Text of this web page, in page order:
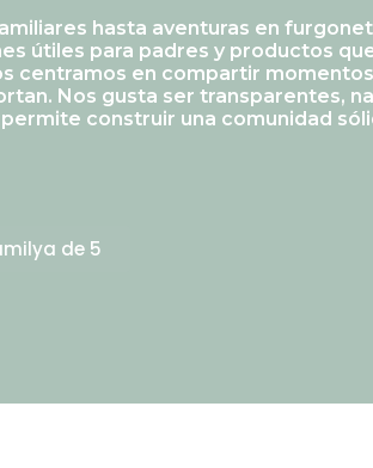
hasta aventuras en
útiles para padres y productos
centramos en compartir
Nos gusta ser transparentes,
construir una comunidad
de 5